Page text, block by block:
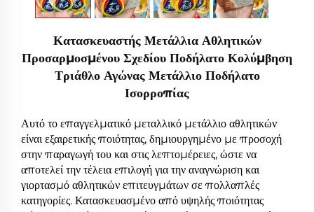
Κατασκευαστής Μετάλλια Αθλητικών
Προσαρμοσμένου Σχεδίου Ποδήλατο Κολύμβηση
Τριάθλο Αγώνας Μετάλλιο Ποδήλατο
Ισορροπίας
Αυτό το επαγγελματικό μεταλλικό μετάλλιο αθλητικών
είναι εξαιρετικής ποιότητας, δημιουργημένο με προσοχή
στην παραγωγή του και στις λεπτομέρειες, ώστε να
αποτελεί την τέλεια επιλογή για την αναγνώριση και
γιορτασμό αθλητικών επιτευγμάτων σε πολλαπλές
κατηγορίες. Κατασκευασμένο από υψηλής ποιότητας